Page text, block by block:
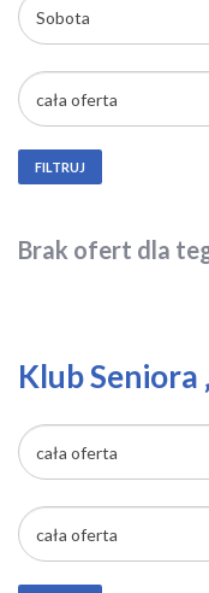
FILTRUJ
Brak ofert dla
Klub Seniora